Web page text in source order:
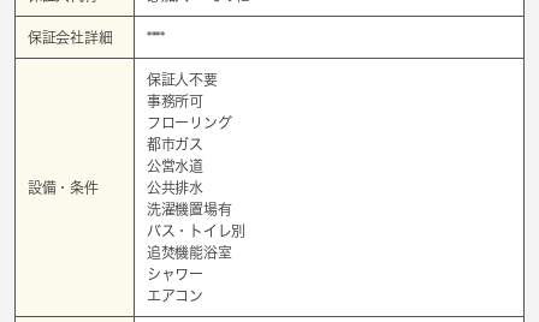
保証会社詳細 ****
設備・条件
保証人不要
事務所可
フローリング
都市ガス
公営水道
公共排水
洗濯機置場有
バス・トイレ別
追焚機能浴室
シャワー
エアコン